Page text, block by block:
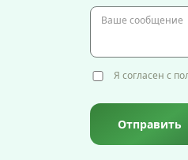
Я согласен с
Отправить